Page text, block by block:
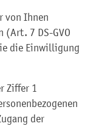
von Ihnen
7 DS-GVO
die Einwilligung
Ziffer 1
der